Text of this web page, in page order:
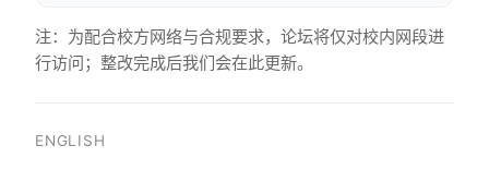
注：为配合校方网络与合规要求，论坛将仅对校内网段进
行访问；整改完成后我们会在此更新。
ENGLISH